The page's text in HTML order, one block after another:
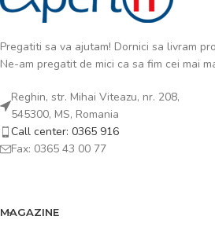
Pregatiti sa va ajutam! Dornici sa livram
Ne-am pregatit de mici ca sa fim cei mai
Reghin, str. Mihai Viteazu, nr. 208,
545300, MS, Romania
Call center: 0365 916
Fax: 0365 43 00 77
MAGAZINE